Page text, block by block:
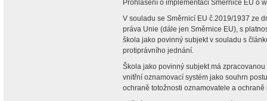
Prohlášení o implementaci Směrnice EU o
V souladu se Směrnicí EU č.2019/1937 ze
práva Unie (dále jen Směrnice EU), s
škola jako povinný subjekt v souladu s
protiprávního jednání.
Škola jako povinný subjekt má
vnitřní oznamovací systém jako souhrn
ochraně totožnosti oznamovatele a